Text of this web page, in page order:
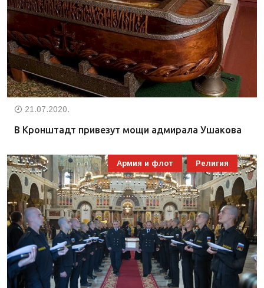
21.07.2020.
В Кронштадт привезут мощи адмирала Ушакова
Армия и флот Религия